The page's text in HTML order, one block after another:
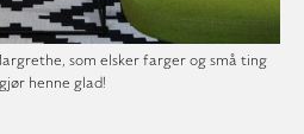
som elsker farger og små ting
henne glad!